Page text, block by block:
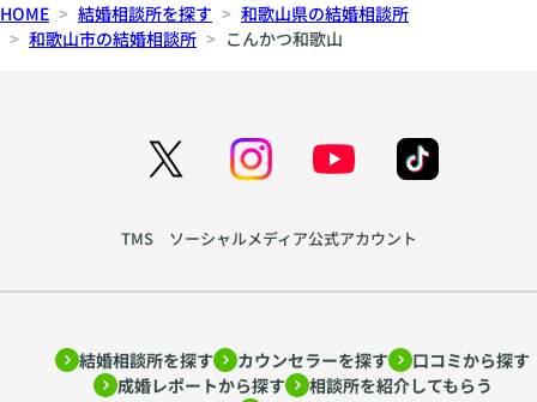
HOME 結婚相談所を探す
和歌山県の結婚相談所
和歌山市の結婚相談所
こんかつ和歌山
TMS ソーシャルメディア公式アカウント
結婚相談所を探す カウンセラーを探す
口コミから探す
成婚レポートから探す
相談所を紹介してもらう